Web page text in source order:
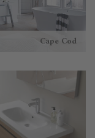
Cape Cod